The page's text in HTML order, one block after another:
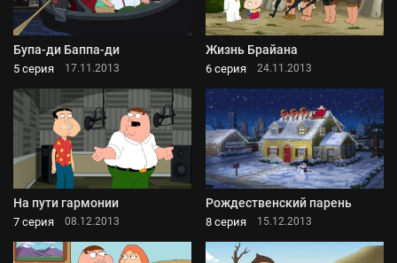
Бупа-ди Баппа-ди
5 серия 17.11.2013
Жизнь Брайана
6 серия 24.11.2013
На пути гармонии
7 серия 08.12.2013
Рождественский парень
8 серия 15.12.2013